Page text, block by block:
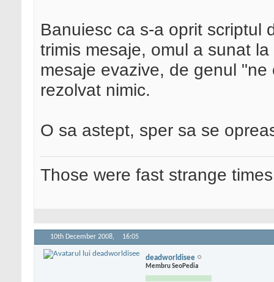
Banuiesc ca s-a oprit scriptul
trimis mesaje, omul a sunat
mesaje evazive, de genul
rezolvat nimic.
O sa astept, sper sa se
Those were fast strange
10th December 2008, 16:05
deadworldisee
Membru SeoPedia